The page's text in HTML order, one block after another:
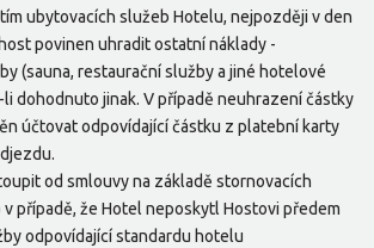
ubytovacích služeb Hotelu, nejpozději v den
povinen uhradit ostatní náklady -
(sauna, restaurační služby a jiné hotelové
dohodnuto jinak. V případě neuhrazení částky
účtovat odpovídající částku z platební karty
od smlouvy na základě stornovacích
případě, že Hotel neposkytl Hostovi předem
odpovídající standardu hotelu